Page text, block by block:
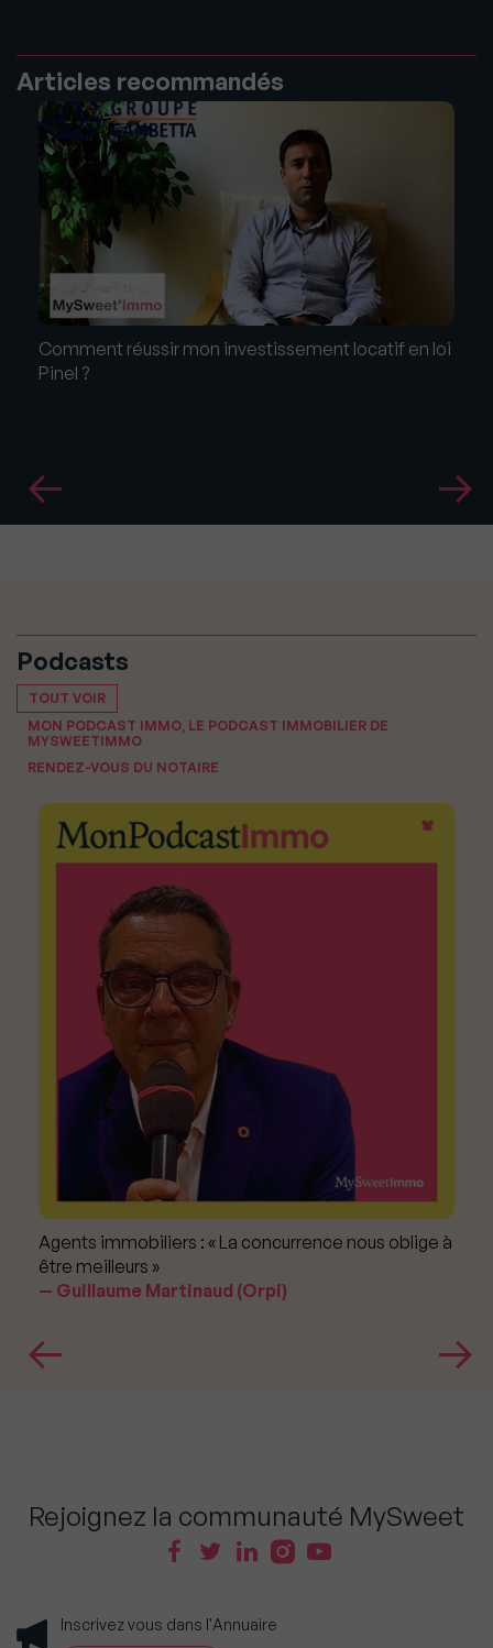
Articles recommandés
Comment réussir mon investissement locatif en loi
Pinel ?
Podcasts
TOUT VOIR
MON PODCAST IMMO, LE PODCAST IMMOBILIER DE
MYSWEETIMMO
RENDEZ-VOUS DU NOTAIRE
Agents immobiliers : « La concurrence nous oblige à
être meilleurs »
Guillaume Martinaud (Orpi)
Rejoignez la communauté MySweet
Inscrivez vous dans l'Annuaire